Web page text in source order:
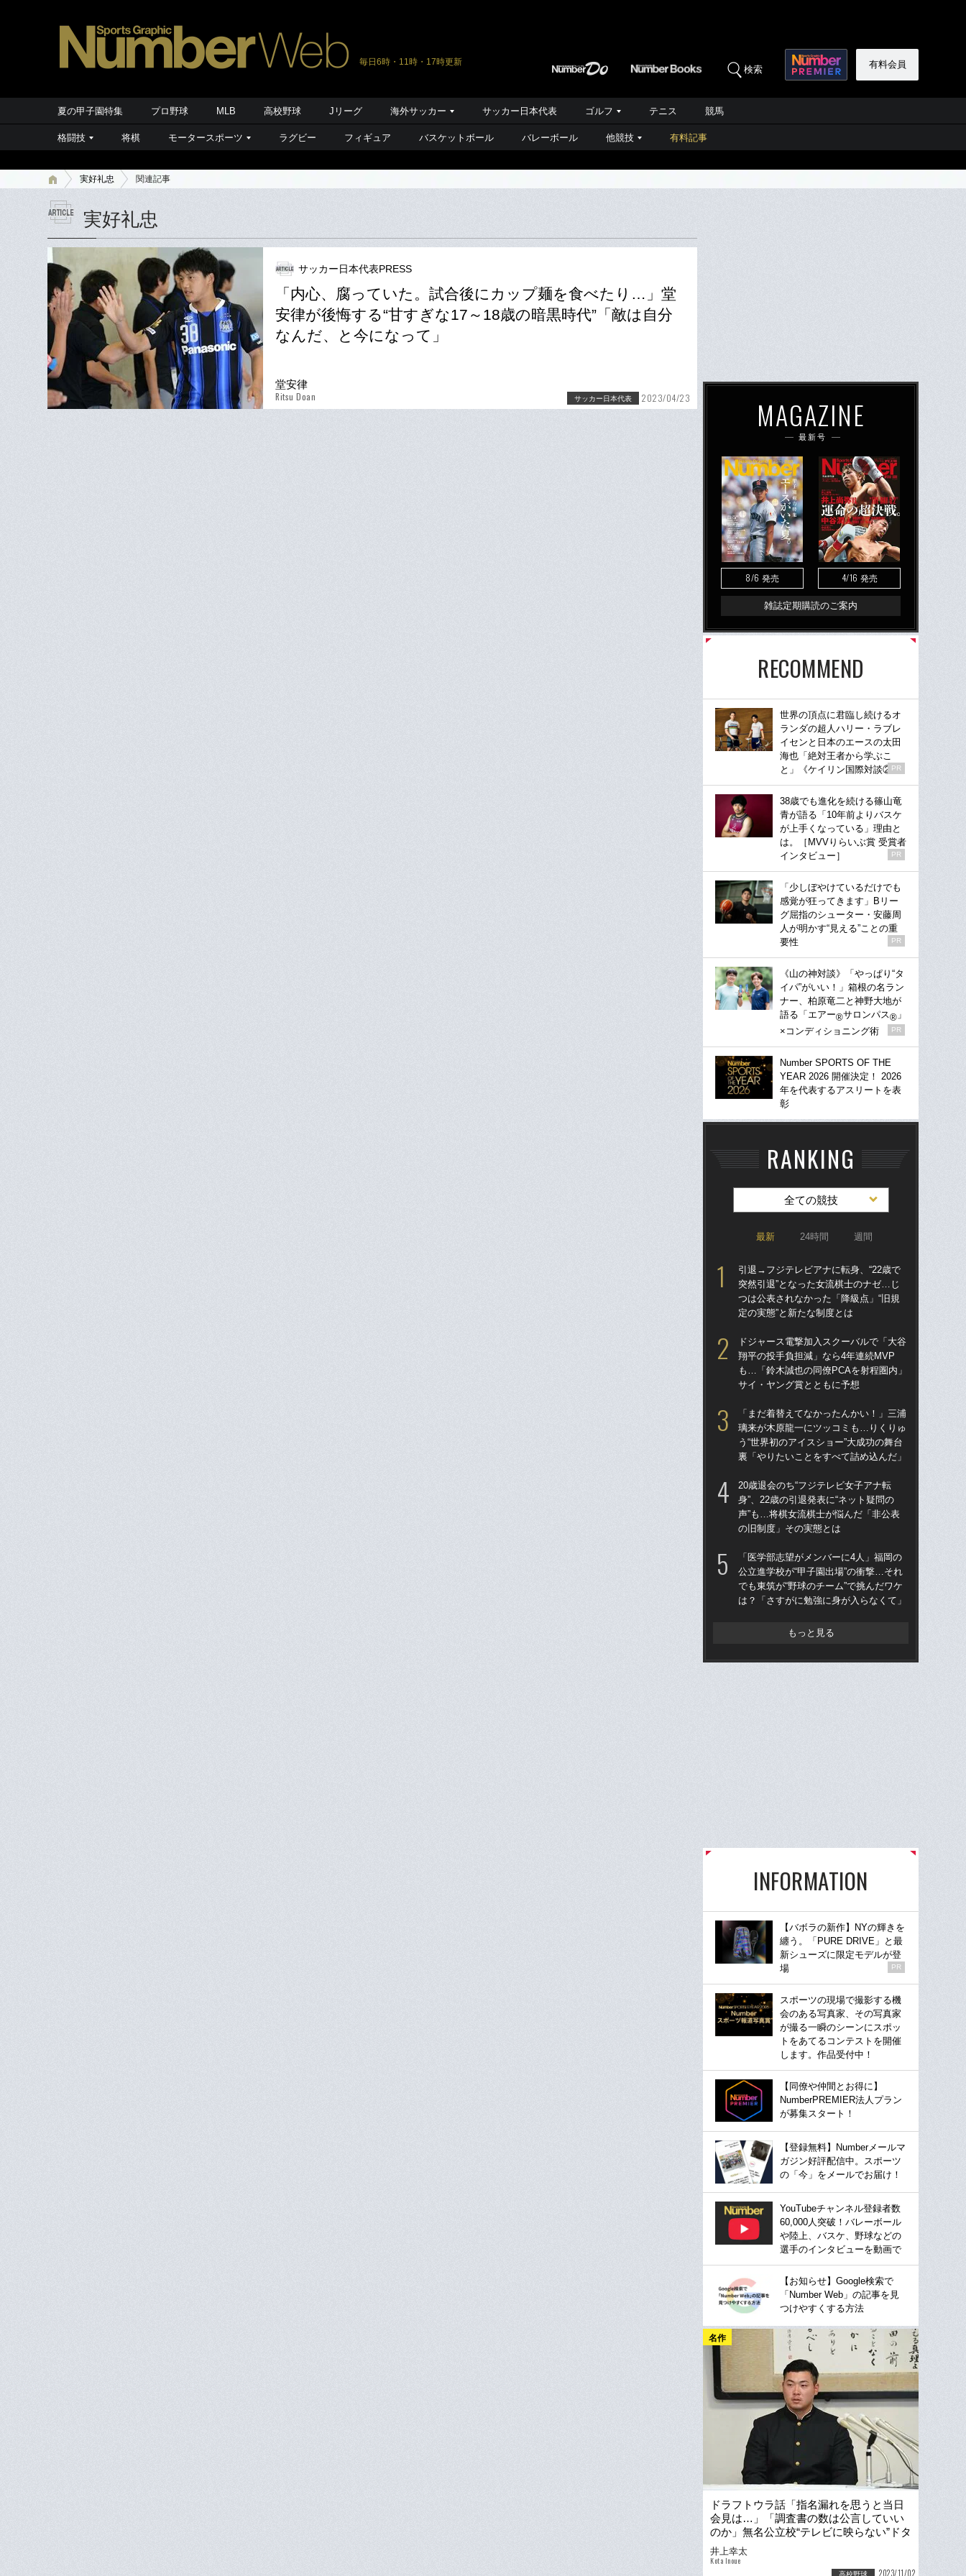
毎日6時・11時・17時更新
検索 有料会員
夏の甲子園特集 プロ野球 MLB 高校野球 Jリーグ 海外サッカー サッカー日本代表 ゴルフ テニス 競馬
格闘技 将棋 モータースポーツ ラグビー フィギュア バスケットボール バレーボール 他競技 有料記事
実好礼忠 関連記事
実好礼忠
サッカー日本代表PRESS
「内心、腐っていた。試合後にカップ麺を食べたり…」堂
安律が後悔する“甘すぎな17～18歳の暗黒時代”「敵は自分
なんだ、と今になって」
堂安律
Ritsu Doan サッカー日本代表 2023/04/23 MAGAZINE
最新号
8/6 発売 4/16 発売
雑誌定期購読のご案内
RECOMMEND
世界の頂点に君臨し続けるオ
ランダの超人ハリー・ラブレ
イセンと日本のエースの太田
海也「絶対王者から学ぶこ
と」《ケイリン国際対談②》
PR
38歳でも進化を続ける篠山竜
青が語る「10年前よりバスケ
が上手くなっている」理由と
は。［MVVりらいぶ賞 受賞者
インタビュー］
PR
「少しぼやけているだけでも
感覚が狂ってきます」Bリー
グ屈指のシューター・安藤周
人が明かす“見える”ことの重
要性
PR
《山の神対談》「やっぱり“タ
イパ”がいい！」箱根の名ラン
ナー、柏原竜二と神野大地が
語る「エアー®サロンパス® 」
×コンディショニング術
PR
Number SPORTS OF THE
YEAR 2026 開催決定！ 2026
年を代表するアスリートを表
彰
RANKING
全ての競技
最新 24時間 週間
引退→フジテレビアナに転身、“22歳で
突然引退”となった女流棋士のナゼ…じ
つは公表されなかった「降級点」“旧規
定の実態”と新たな制度とは
ドジャース電撃加入スクーバルで「大谷
翔平の投手負担減」なら4年連続MVP
も…「鈴木誠也の同僚PCAを射程圏内」
サイ・ヤング賞とともに予想
「まだ着替えてなかったんかい！」三浦
璃来が木原龍一にツッコミも…りくりゅ
う“世界初のアイスショー”大成功の舞台
裏「やりたいことをすべて詰め込んだ」
20歳退会のち“フジテレビ女子アナ転
身”、22歳の引退発表に“ネット疑問の
声”も…将棋女流棋士が悩んだ「非公表
の旧制度」その実態とは
「医学部志望がメンバーに4人」福岡の
公立進学校が“甲子園出場”の衝撃…それ
でも東筑が“野球のチーム”で挑んだワケ
は？「さすがに勉強に身が入らなくて」
もっと見る
INFORMATION
【バボラの新作】NYの輝きを
纏う。「PURE DRIVE」と最
新シューズに限定モデルが登
場
PR
スポーツの現場で撮影する機
会のある写真家、その写真家
が撮る一瞬のシーンにスポッ
トをあてるコンテストを開催
します。作品受付中！
【同僚や仲間とお得に】
NumberPREMIER法人プラン
が募集スタート！
【登録無料】Numberメールマ
ガジン好評配信中。スポーツ
の「今」をメールでお届け！
YouTubeチャンネル登録者数
60,000人突破！バレーボール
や陸上、バスケ、野球などの
選手のインタビューを動画で
【お知らせ】Google検索で
「Number Web」の記事を見
つけやすくする方法
名作
ドラフトウラ話「指名漏れを思うと当日
会見は…」「調査書の数は公言していい
のか」無名公立校“テレビに映らない”ドタ
バタ現場《ヤクルト育成2位》
井上幸太
Kota Inoue
高校野球 2023/11/02